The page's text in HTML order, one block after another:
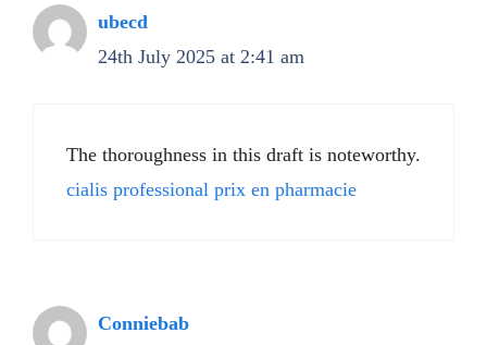
ubecd
24th July 2025 at 2:41 am
The thoroughness in this draft is noteworthy.
cialis professional prix en pharmacie
Conniebab